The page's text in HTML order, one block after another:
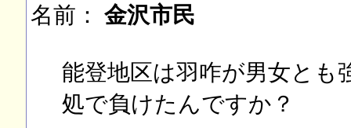
名前： 金沢市民
能登地区は羽咋が男女とも
処で負けたんですか？